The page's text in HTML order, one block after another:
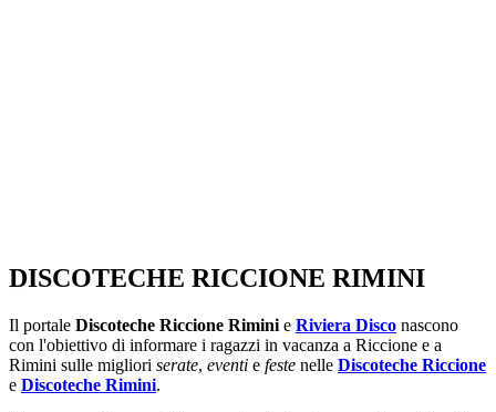
DISCOTECHE RICCIONE RIMINI
Il portale Discoteche Riccione Rimini e Riviera Disco nascono
con l'obiettivo di informare i ragazzi in vacanza a Riccione e a
Rimini sulle migliori serate, eventi e feste nelle Discoteche Riccione
e Discoteche Rimini.